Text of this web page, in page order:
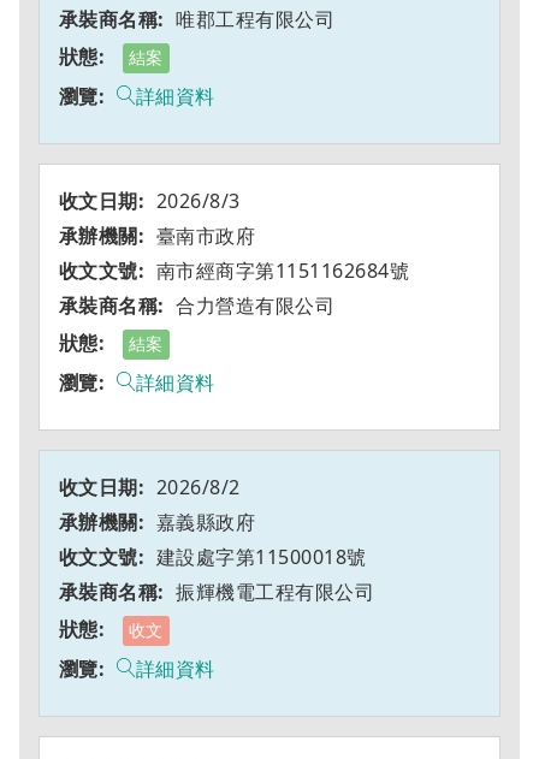
唯郡工程有限公司
結案
詳細資料
2026/8/3
臺南市政府
南市經商字第1151162684號
合力營造有限公司
結案
詳細資料
2026/8/2
嘉義縣政府
建設處字第11500018號
振輝機電工程有限公司
收文
詳細資料